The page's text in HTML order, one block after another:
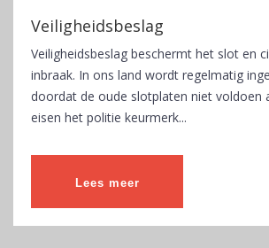
Veiligheidsbeslag
Veiligheidsbeslag beschermt het slot en
inbraak. In ons land wordt regelmatig
doordat de oude slotplaten niet voldoen
eisen het politie keurmerk...
Lees meer